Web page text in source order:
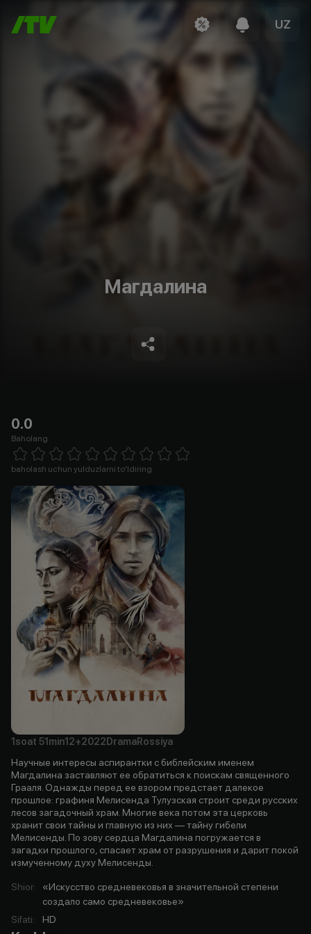
UZ
Магдалина
0.0
Baholang
1 Star 2 Stars 3 Stars 4 Stars5 Stars 6 Stars7 Stars8 Stars
baholash uchun yulduzlarni to'ldiring
1soat 51min12+2022 DramaRossiya
Научные интересы аспирантки с библейским именем
Магдалина заставляют ее обратиться к поискам священного
Грааля. Однажды перед ее взором предстает далекое
прошлое: графиня Мелисенда Тулузская строит среди русских
лесов загадочный храм. Многие века потом эта церковь
хранит свои тайны и главную из них — тайну гибели
Мелисенды. По зову сердца Магдалина погружается в
загадки прошлого, спасает храм от разрушения и дарит покой
измученному духу Мелисенды.
Shior:
«Искусство средневековья в значительной степени
создало само средневековье»
Sifati: HD